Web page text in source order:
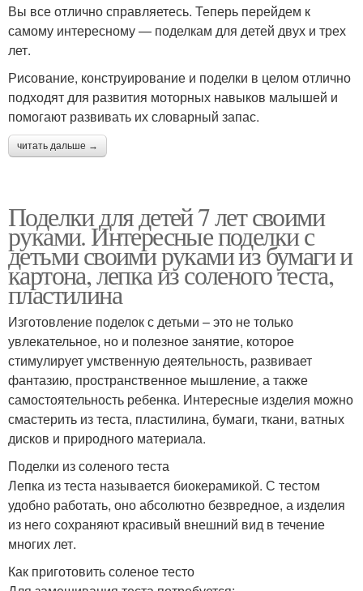
Вы все отлично справляетесь. Теперь перейдем к
самому интересному — поделкам для детей двух и трех
лет.
Рисование, конструирование и поделки в целом отлично
подходят для развития моторных навыков малышей и
помогают развивать их словарный запас.
читать дальше →
Поделки для детей 7 лет своими
руками. Интересные поделки с
детьми своими руками из бумаги и
картона, лепка из соленого теста,
пластилина
Изготовление поделок с детьми – это не только
увлекательное, но и полезное занятие, которое
стимулирует умственную деятельность, развивает
фантазию, пространственное мышление, а также
самостоятельность ребенка. Интересные изделия можно
смастерить из теста, пластилина, бумаги, ткани, ватных
дисков и природного материала.
Поделки из соленого теста
Лепка из теста называется биокерамикой. С тестом
удобно работать, оно абсолютно безвредное, а изделия
из него сохраняют красивый внешний вид в течение
многих лет.
Как приготовить соленое тесто